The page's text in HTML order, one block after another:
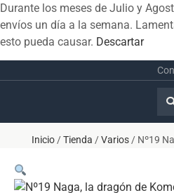
Durante los meses de Julio y
envíos un día a la semana.
esto pueda causar. Descartar
Inicio/Tienda /Varios/ Nº19